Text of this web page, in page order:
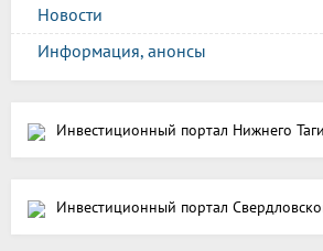
Новости
Информация, анонсы
Инвестиционный портал Нижнего
Инвестиционный портал